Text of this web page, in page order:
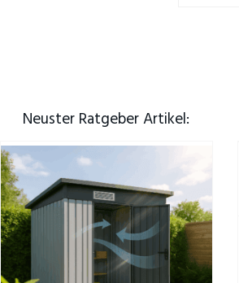
Neuster Ratgeber Artikel: